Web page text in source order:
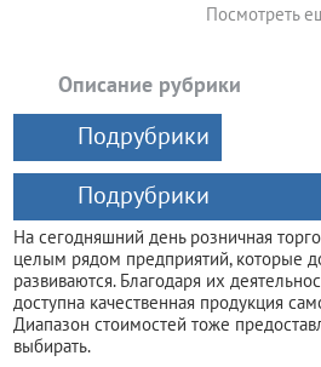
Посмотреть
Описание рубрики
Подрубрики
Подрубрики
На сегодняшний день розничная
целым рядом предприятий, которые
развиваются. Благодаря их
доступна качественная продукция
Диапазон стоимостей тоже
выбирать.